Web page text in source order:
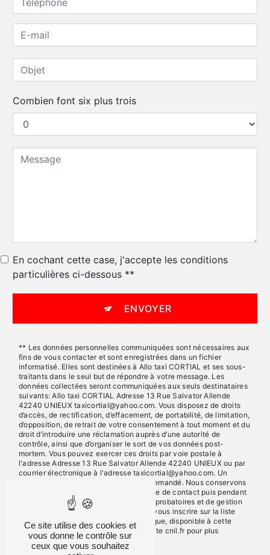
Combien font six plus trois
En cochant cette case, j'accepte les conditions
particulières ci-dessous **
ENVOYER
** Les données personnelles communiquées sont nécessaires aux
fins de vous contacter et sont enregistrées dans un fichier
informatisé. Elles sont destinées à Allo taxi CORTIAL et ses sous-
traitants dans le seul but de répondre à votre message. Les
données collectées seront communiquées aux seuls destinataires
suivants: Allo taxi CORTIAL Adresse 13 Rue Salvator Allende
42240 UNIEUX taxicortial@yahoo.com. Vous disposez de droits
d’accès, de rectification, d’effacement, de portabilité, de limitation,
d’opposition, de retrait de votre consentement à tout moment et du
droit d’introduire une réclamation auprès d’une autorité de
contrôle, ainsi que d’organiser le sort de vos données post-
mortem. Vous pouvez exercer ces droits par voie postale à
l'adresse Adresse 13 Rue Salvator Allende 42240 UNIEUX ou par
courrier électronique à l'adresse taxicortial@yahoo.com. Un
justificatif d'identité pourra vous être demandé. Nous conservons
vos données pendant la période de prise de contact puis pendant
la durée de prescription légale aux fins probatoires et de gestion
des contentieux. Vous avez le droit de vous inscrire sur la liste
d'opposition au démarchage téléphonique, disponible à cette
adresse:Bloctel.gouv.fr. Consultez le site cnil.fr pour plus
d’informations sur vos droits.
Ce site utilise des cookies et
vous donne le contrôle sur
ceux que vous souhaitez